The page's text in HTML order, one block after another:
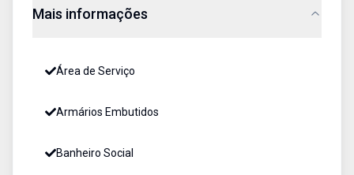
Mais informações
Área de Serviço
Armários Embutidos
Banheiro Social